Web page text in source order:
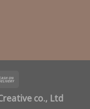
co., Ltd